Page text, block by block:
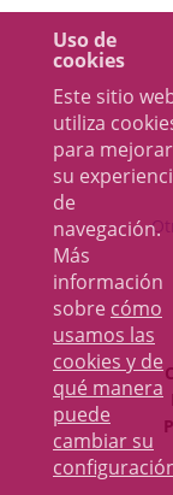
Uso de
cookies
Este sitio
utiliza
para mejorar
su
de
navegación.
Más
información
sobre cómo
usamos las
cookies y de
qué manera
puede
cambiar su